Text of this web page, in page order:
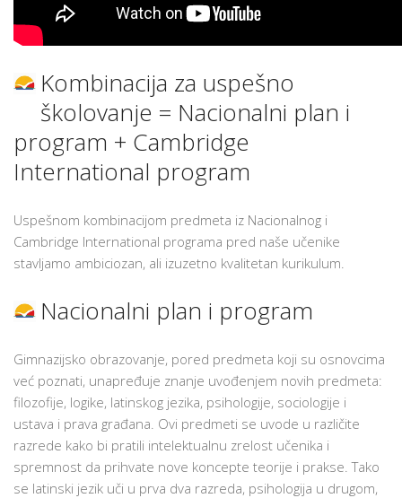
Kombinacija za uspešno
školovanje = Nacionalni plan i
program + Cambridge
International program
Uspešnom kombinacijom predmeta iz Nacionalnog i
Cambridge International programa pred naše učenike
stavljamo ambiciozan, ali izuzetno kvalitetan kurikulum.
Nacionalni plan i program
Gimnazijsko obrazovanje, pored predmeta koji su osnovcima
već poznati, unapređuje znanje uvođenjem novih predmeta:
filozofije, logike, latinskog jezika, psihologije, sociologije i
ustava i prava građana. Ovi predmeti se uvode u različite
razrede kako bi pratili intelektualnu zrelost učenika i
spremnost da prihvate nove koncepte teorije i prakse. Tako
se latinski jezik uči u prva dva razreda, psihologija u drugom,